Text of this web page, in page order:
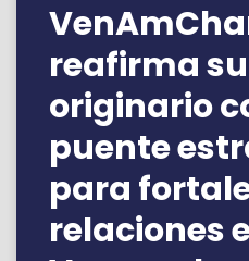
reafirma
originario
puente
para
relaciones